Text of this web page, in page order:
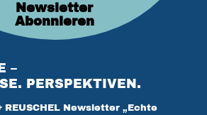
–
PERSPEKTIVEN.
REUSCHEL Newsletter „Echte
Newsletter
Abonnieren